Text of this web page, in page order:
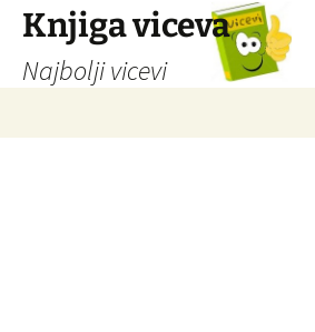
Knjiga viceva
Najbolji vicevi